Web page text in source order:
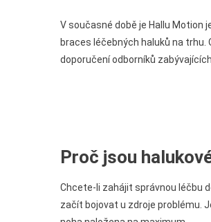
V současné době je Hallu Motion
braces léčebných haluků na
doporučení odborníků
Proč jsou
Chcete-li zahájit správnou léčbu
začít bojovat u zdroje problému.